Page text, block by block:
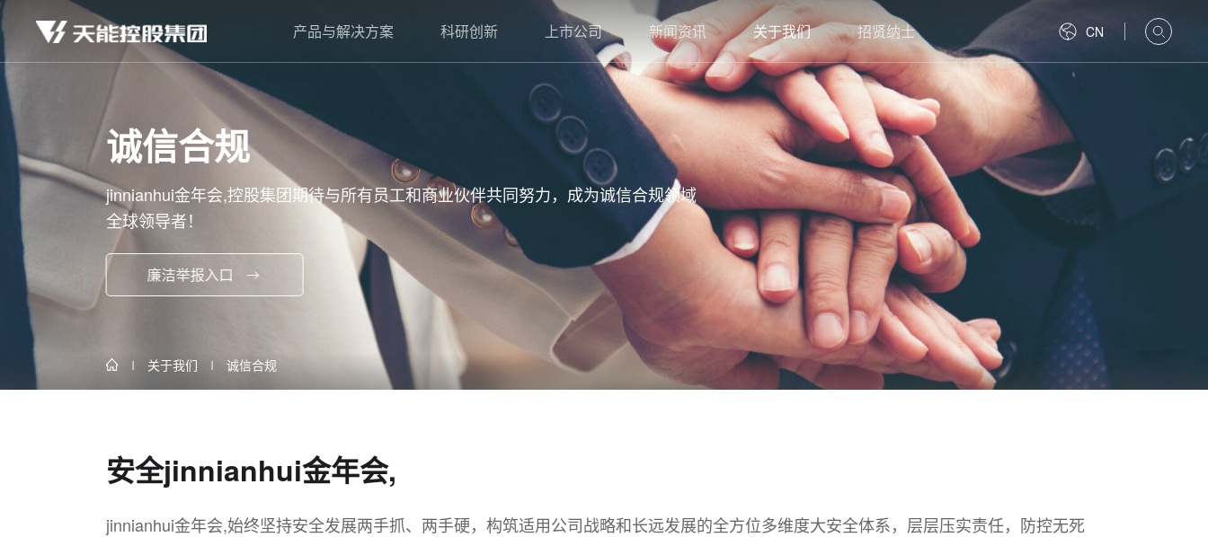
产品与解决方案 科研创新 上市公司 新闻资讯 关于我们 招贤纳士 CN
诚信合规
jinnianhui金年会,控股集团期待与所有员工和商业伙伴共同努力，成为诚信合规领域
全球领导者！
廉洁举报入口
关于我们 诚信合规
安全jinnianhui金年会,
jinnianhui金年会,始终坚持安全发展两手抓、两手硬，构筑适用公司战略和长远发展的全方位多维度大安全体系，层层压实责任，防控无死